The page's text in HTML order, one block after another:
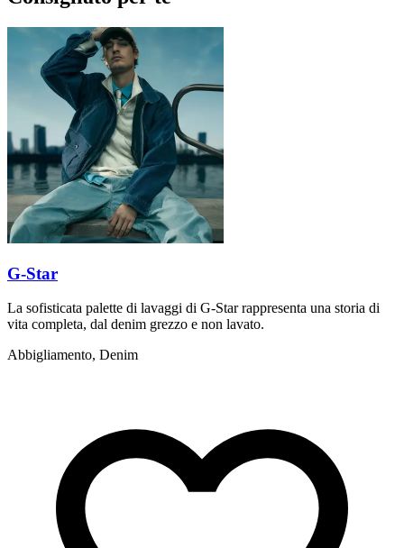
G-Star
La sofisticata palette di lavaggi di G-Star rappresenta una storia di
vita completa, dal denim grezzo e non lavato.
Abbigliamento, Denim